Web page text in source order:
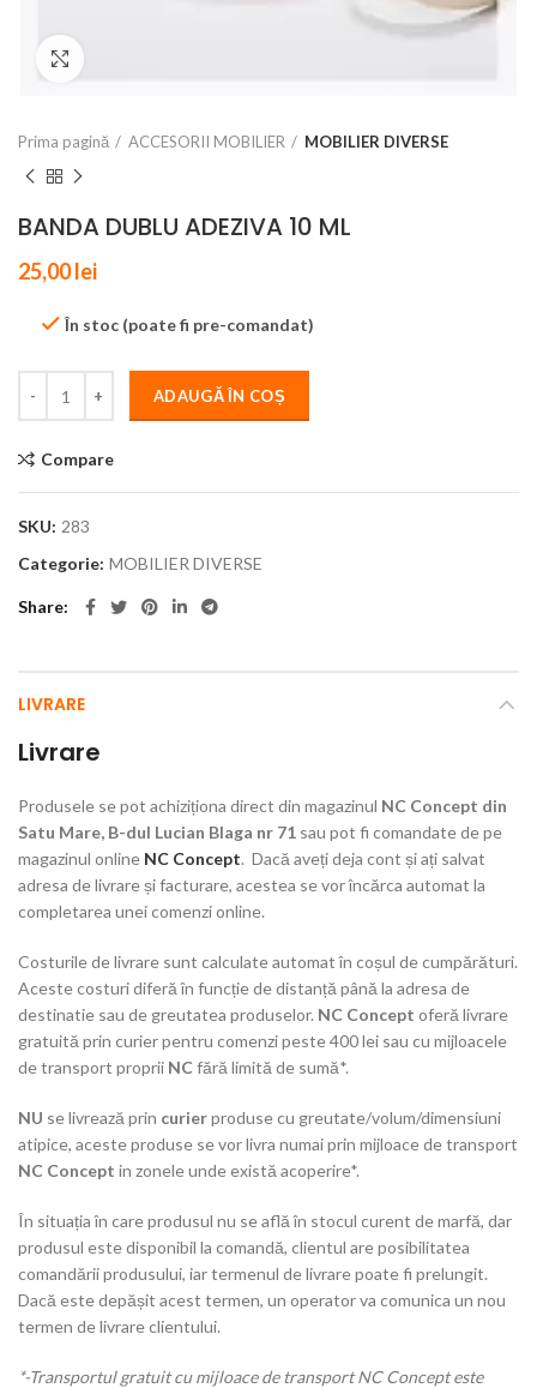
Prima pagină ACCESORII MOBILIER MOBILIER DIVERSE
BANDA DUBLU ADEZIVA 10 ML
25,00lei
În stoc (poate fi pre-comandat)
ADAUGĂ ÎN COȘ
Compare
SKU: 283
Categorie: MOBILIER DIVERSE
Share
LIVRARE
Livrare
Produsele se pot achiziționa direct din magazinul NC Concept din
Satu Mare, B-dul Lucian Blaga nr 71 sau pot fi comandate de pe
magazinul online NC Concept. Dacă aveți deja cont și ați salvat
adresa de livrare și facturare, acestea se vor încărca automat la
completarea unei comenzi online.
Costurile de livrare sunt calculate automat în coșul de cumpărături.
Aceste costuri diferă în funcție de distanță până la adresa de
destinatie sau de greutatea produselor. NC Concept oferă livrare
gratuită prin curier pentru comenzi peste 400 lei sau cu mijloacele
de transport proprii NC fără limită de sumă*.
NU se livrează prin curierproduse cu greutate/volum/dimensiuni
atipice, aceste produse se vor livra numai prin mijloace de transport
NC Concept in zonele unde există acoperire*.
În situația în care produsul nu se află în stocul curent de marfă, dar
produsul este disponibil la comandă, clientul are posibilitatea
comandării produsului, iar termenul de livrare poate fi prelungit.
Dacă este depășit acest termen, un operator va comunica un nou
termen de livrare clientului.
*-Transportul gratuit cu mijloace de transport NC Concept este